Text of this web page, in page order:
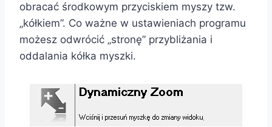
obracać środkowym przyciskiem myszy tzw.
„kółkiem”. Co ważne w ustawieniach programu
możesz odwrócić „stronę” przybliżania i
oddalania kółka myszki.